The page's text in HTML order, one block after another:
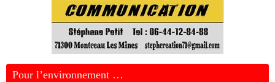
Pour l’environnement …